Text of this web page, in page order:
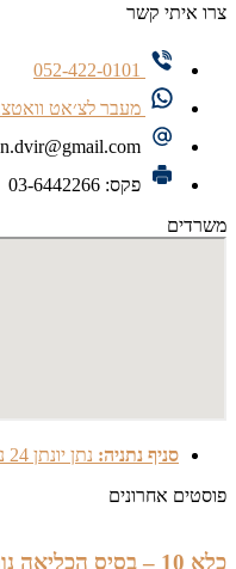
צרו איתי קשר
052-422-0101
מעבר לצ׳אט
פקס: 03-6442266
משרדים
סניף נתניה: נתן יונתן 24 נתניה, מיקוד 4266010
פוסטים אחרונים
כלא 10 – בסיס הכליאה נווה צדק – כל מה שצריך לדעת!